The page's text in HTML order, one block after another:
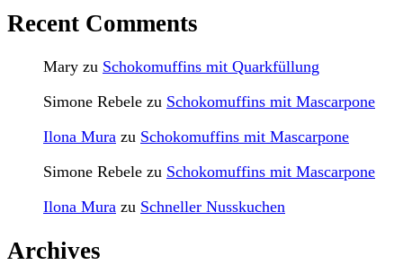
Recent Comments
Mary zu Schokomuffins mit Quarkfüllung
Simone Rebele zu Schokomuffins mit Mascarpone
Ilona Mura zu Schokomuffins mit Mascarpone
Simone Rebele zu Schokomuffins mit Mascarpone
Ilona Mura zu Schneller Nusskuchen
Archives